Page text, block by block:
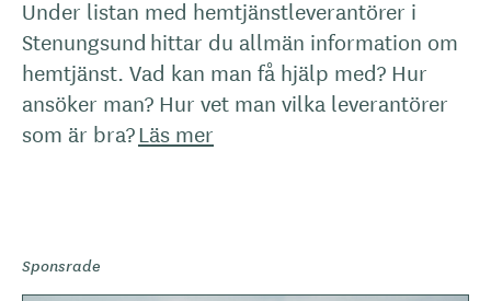
Under listan med hemtjänstleverantörer i
Stenungsund hittar du allmän information om
hemtjänst. Vad kan man få hjälp med? Hur
ansöker man? Hur vet man vilka leverantörer
som är bra?Läs mer
Sponsrade